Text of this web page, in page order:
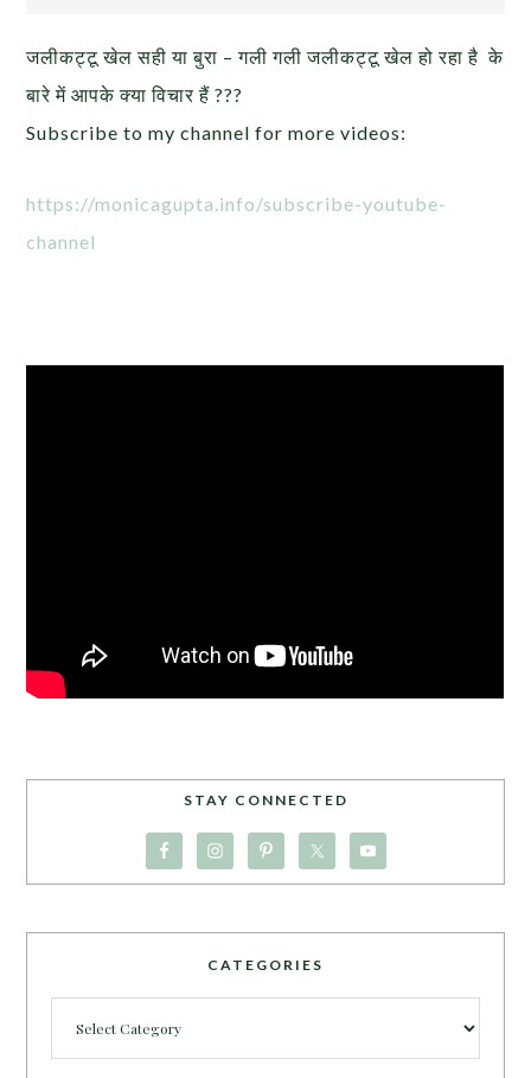
जलीकट्टू खेल सही या बुरा – गली गली जलीकट्टू खेल हो रहा है के
बारे में आपके क्या विचार हैं ???
Subscribe to my channel for more videos:
https://monicagupta.info/subscribe-youtube-
channel
STAY CONNECTED
CATEGORIES